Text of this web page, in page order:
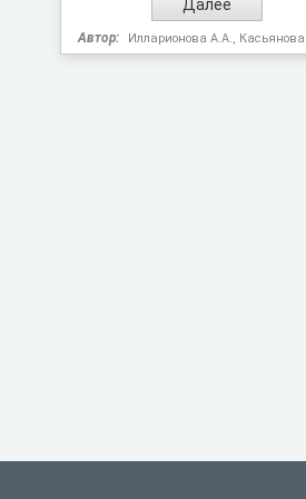
Автор: Илларионова А.А.,